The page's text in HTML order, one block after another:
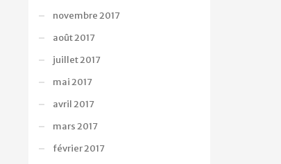
novembre 2017
août 2017
juillet 2017
mai 2017
avril 2017
mars 2017
février 2017